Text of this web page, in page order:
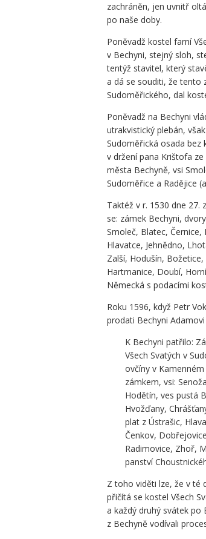
zachráněn, jen uvnitř
po naše doby.
Poněvadž kostel farní
v Bechyni, stejný sloh,
tentýž stavitel, který
a dá se souditi, že tento
Sudoměřického, dal
Poněvadž na Bechyni
utrakvistický plebán,
Sudoměřická osada bez
v držení pana Krištofa
města Bechyně, vsi
Sudoměřice a Radějice
Taktéž v r. 1530 dne
se: zámek Bechyni,
Smoleč, Blatec, Černice,
Hlavatce, Jehnědno,
Zalší, Hodušín,
Hartmanice, Doubí,
Německá s podacími
Roku 1596, když Petr
prodati Bechyni
K Bechyni patřilo:
Všech Svatých v
ovčíny v
zámkem, vsi:
Hodětín, ves pustá
Hvožďany,
plat z Ústrašic,
Čenkov,
Radimovice, Zhoř,
panství
Z toho viděti lze, že v té
přičítá se kostel Všech
a každý druhý svátek po
z Bechyně vodívali